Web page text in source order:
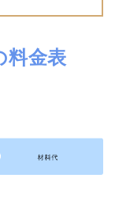
料金表